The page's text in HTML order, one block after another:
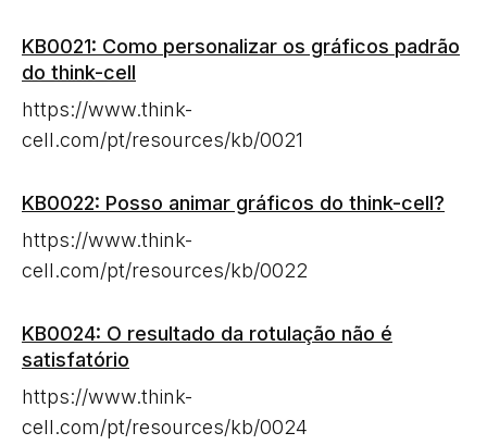
KB0021: Como personalizar os gráficos padrão
do think-cell
https://www.think-
cell.com/pt/resources/kb/0021
KB0022: Posso animar gráficos do think-cell?
https://www.think-
cell.com/pt/resources/kb/0022
KB0024: O resultado da rotulação não é
satisfatório
https://www.think-
cell.com/pt/resources/kb/0024